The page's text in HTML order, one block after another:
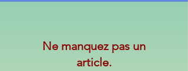
Ne manquez pas un
article.